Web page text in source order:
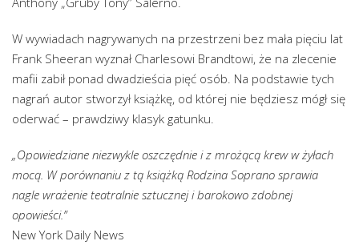
W wywiadach nagrywanych na przestrzeni bez mała pięciu lat
Frank Sheeran wyznał Charlesowi Brandtowi, że na zlecenie
mafii zabił ponad dwadzieścia pięć osób. Na podstawie tych
nagrań autor stworzył książkę, od której nie będziesz mógł się
oderwać – prawdziwy klasyk gatunku.
„Opowiedziane niezwykle oszczędnie i z mrożącą krew w żyłach
mocą. W porównaniu z tą książką Rodzina Soprano sprawia
nagle wrażenie teatralnie sztucznej i barokowo zdobnej
opowieści.”
New York Daily News